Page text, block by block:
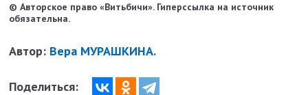
© Авторское право «Витьбичи». Гиперссылка на источник
обязательна.
Автор: Вера МУРАШКИНА.
Поделиться: